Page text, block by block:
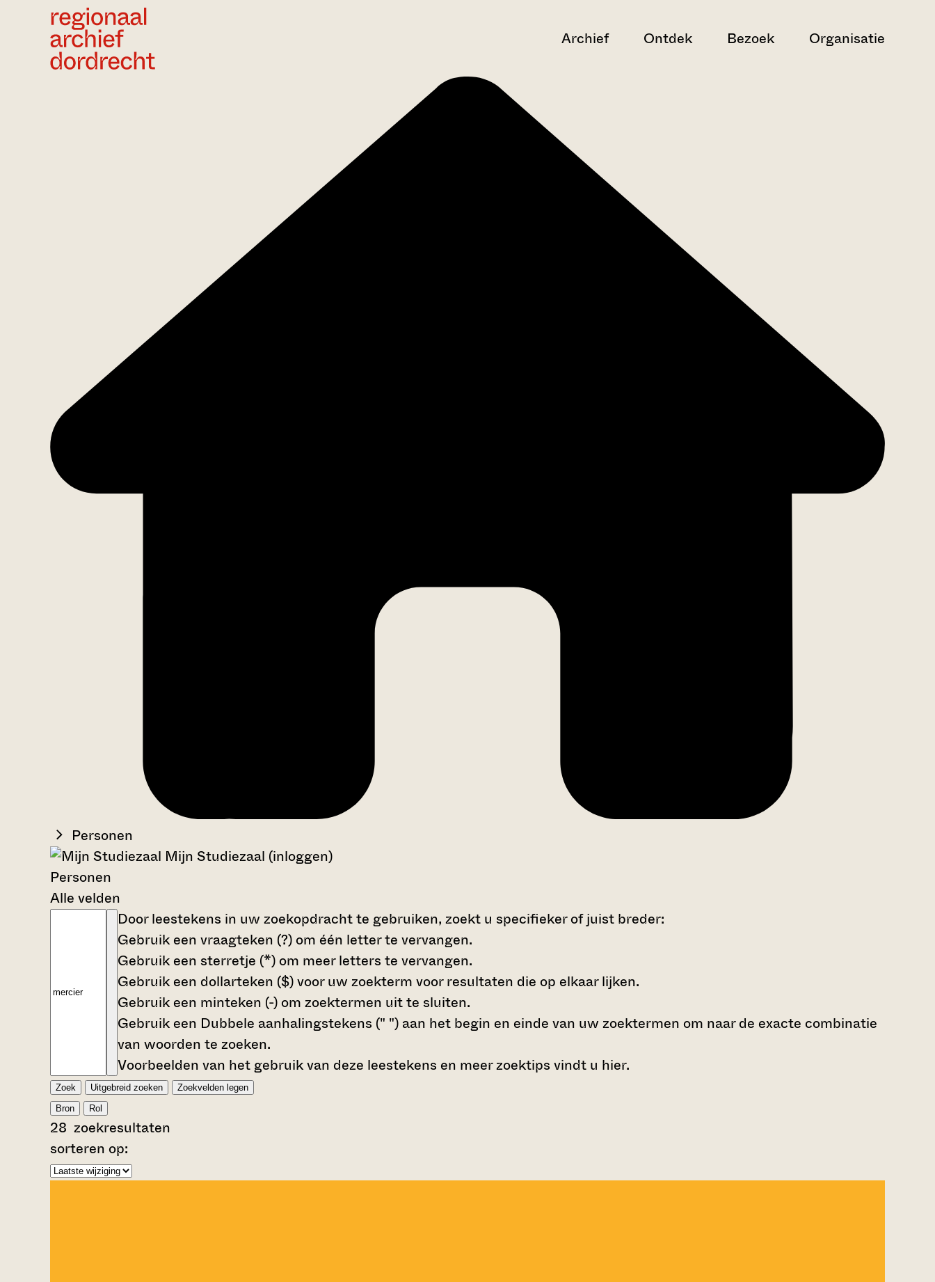
Archief Ontdek Bezoek Organisatie
Personen
Mijn Studiezaal (inloggen)
Personen
Alle velden
Door leestekens in uw zoekopdracht te gebruiken, zoekt u specifieker of juist breder:
Gebruik een vraagteken (?) om één letter te vervangen.
Gebruik een sterretje (*) om meer letters te vervangen.
Gebruik een dollarteken ($)voor uw zoekterm voor resultaten die op elkaar lijken.
Gebruik een minteken (-) om zoektermen uit te sluiten.
Gebruik een Dubbele aanhalingstekens (" ") aan het begin en einde van uw zoektermen om naar de exacte combinatie
van woorden te zoeken.
Voorbeelden van het gebruik van deze leestekens en meer zoektips vindt u hier.
Zoek Uitgebreid zoeken
Zoekvelden legen
Bron
Rol
28 zoekresultaten
sorteren op: